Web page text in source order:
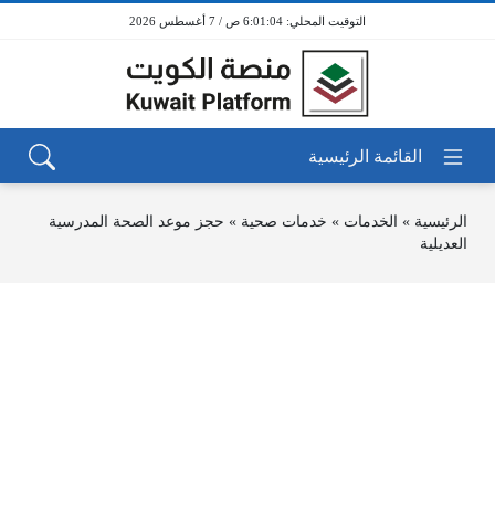
6:01:04 ص / 7 أغسطس 2026
الرئيسية » الخدمات » خدمات صحية » حجز موعد الصحة المدرسية
العديلية